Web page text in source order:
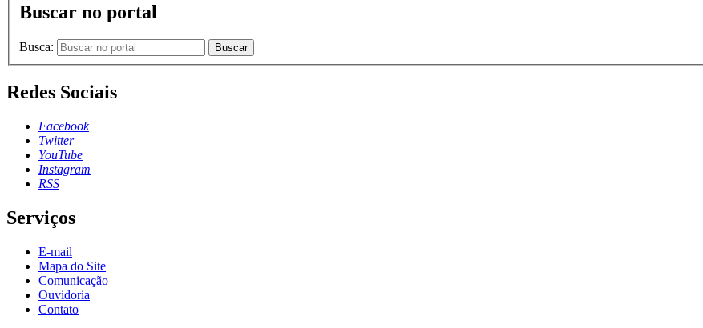
Buscar no portal
Busca: Buscar
Redes Sociais
Facebook
Twitter
YouTube
Instagram
RSS
Serviços
E-mail
Mapa do Site
Comunicação
Ouvidoria
Contato